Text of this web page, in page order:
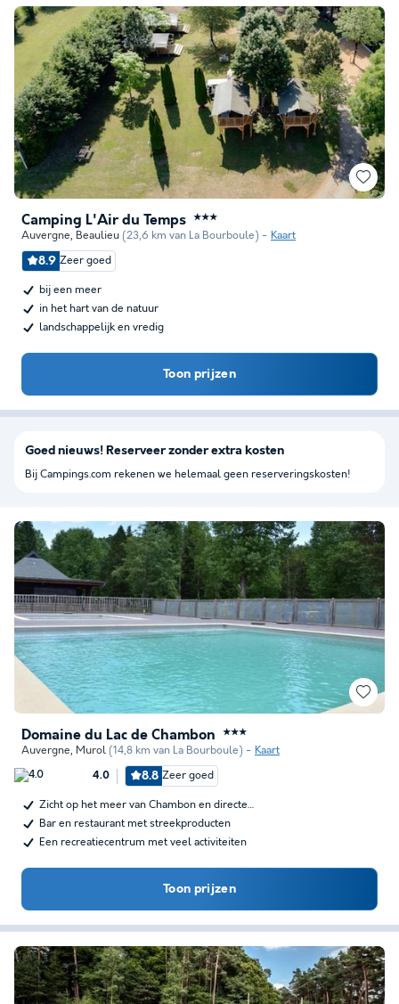
Camping L'Air du Temps ★★★
Auvergne, Beaulieu (23,6 km van La Bourboule) Kaart
8.9 Zeer goed
bij een meer
in het hart van de natuur
landschappelijk en vredig
Toon prijzen
Domaine du Lac de Chambon ★★★
Auvergne, Murol (14,8 km van La Bourboule) Kaart
4.0 8.8 Zeer goed
Zicht op het meer van Chambon en directe…
Bar en restaurant met streekproducten
Een recreatiecentrum met veel activiteiten
Toon prijzen
Goed nieuws! Reserveer zonder extra kosten
Bij Campings.com rekenen we helemaal geen reserveringskosten!